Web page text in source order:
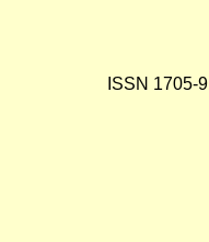
ISSN 1705-